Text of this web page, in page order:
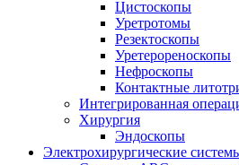
Цистоскопы
Уретротомы
Резектоскопы
Уретерореноскопы
Нефроскопы
Контактные
Интегрированная
Хирургия
Эндоскопы
Электрохирургические